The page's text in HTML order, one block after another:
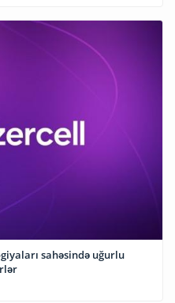
sahəsində uğurlu